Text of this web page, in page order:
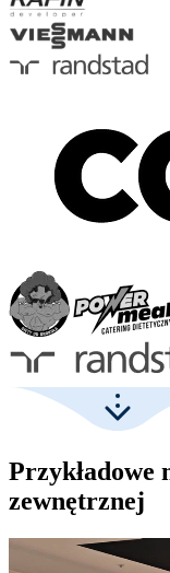
Przykładowe
zewnętrznej